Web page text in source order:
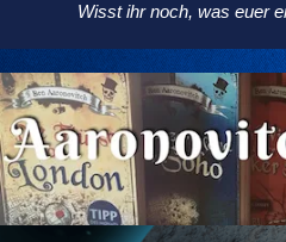
Wisst ihr noch, was euer